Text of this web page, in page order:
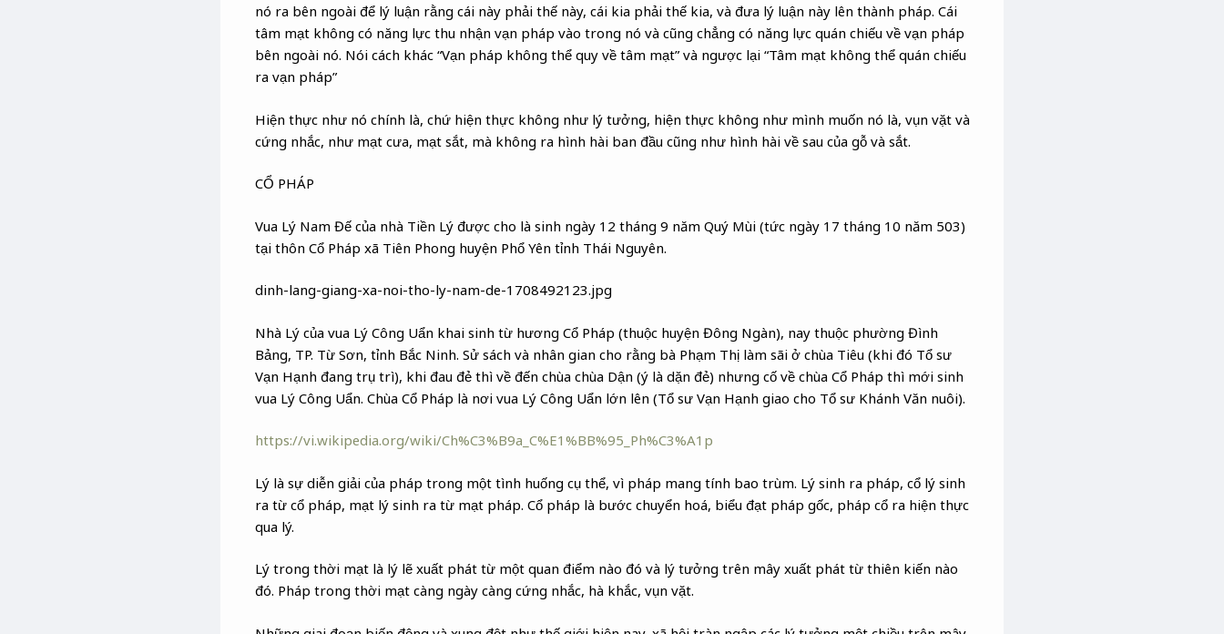
nó ra bên ngoài để lý luận rằng cái này phải thế này, cái kia phải thế kia, và đưa lý luận này lên thành pháp. Cái
tâm mạt không có năng lực thu nhận vạn pháp vào trong nó và cũng chẳng có năng lực quán chiếu về vạn pháp
bên ngoài nó. Nói cách khác “Vạn pháp không thể quy về tâm mạt” và ngược lại “Tâm mạt không thể quán chiếu
ra vạn pháp”
Hiện thực như nó chính là, chứ hiện thực không như lý tưởng, hiện thực không như mình muốn nó là, vụn vặt và
cứng nhắc, như mạt cưa, mạt sắt, mà không ra hình hài ban đầu cũng như hình hài về sau của gỗ và sắt.
CỔ PHÁP
Vua Lý Nam Đế của nhà Tiền Lý được cho là sinh ngày 12 tháng 9 năm Quý Mùi (tức ngày 17 tháng 10 năm 503)
tại thôn Cổ Pháp xã Tiên Phong huyện Phổ Yên tỉnh Thái Nguyên.
dinh-lang-giang-xa-noi-tho-ly-nam-de-1708492123.jpg
Nhà Lý của vua Lý Công Uẩn khai sinh từ hương Cổ Pháp (thuộc huyện Đông Ngàn), nay thuộc phường Đình
Bảng, TP. Từ Sơn, tỉnh Bắc Ninh. Sử sách và nhân gian cho rằng bà Phạm Thị làm sãi ở chùa Tiêu (khi đó Tổ sư
Vạn Hạnh đang trụ trì), khi đau đẻ thì về đến chùa chùa Dận (ý là dặn đẻ) nhưng cố về chùa Cổ Pháp thì mới sinh
vua Lý Công Uẩn. Chùa Cổ Pháp là nơi vua Lý Công Uẩn lớn lên (Tổ sư Vạn Hạnh giao cho Tổ sư Khánh Văn nuôi).
https://vi.wikipedia.org/wiki/Ch%C3%B9a_C%E1%BB%95_Ph%C3%A1p
Lý là sự diễn giải của pháp trong một tình huống cụ thể, vì pháp mang tính bao trùm. Lý sinh ra pháp, cổ lý sinh
ra từ cổ pháp, mạt lý sinh ra từ mạt pháp. Cổ pháp là bước chuyển hoá, biểu đạt pháp gốc, pháp cổ ra hiện thực
qua lý.
Lý trong thời mạt là lý lẽ xuất phát từ một quan điểm nào đó và lý tưởng trên mây xuất phát từ thiên kiến nào
đó. Pháp trong thời mạt càng ngày càng cứng nhắc, hà khắc, vụn vặt.